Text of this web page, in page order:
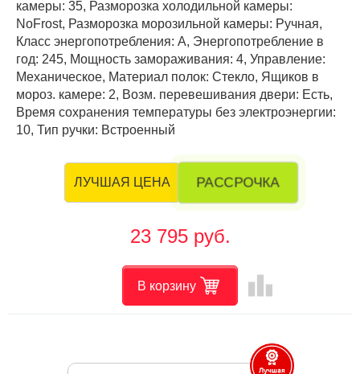
камеры: 35, Разморозка холодильной камеры:
NoFrost, Разморозка морозильной камеры: Ручная,
Класс энергопотребления: А, Энергопотребление в
год: 245, Мощность замораживания: 4, Управление:
Механическое, Материал полок: Стекло, Ящиков в
мороз. камере: 2, Возм. перевешивания двери: Есть,
Время сохранения температуры без электроэнергии:
10, Тип ручки: Встроенный
ЛУЧШАЯ ЦЕНА РАССРОЧКА
23 795 руб.
В корзину leaderboard